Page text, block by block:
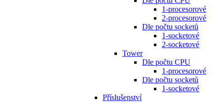
1-procesorové
2-procesorové
Dle počtu socketů
1-socketové
2-socketové
Tower
Dle počtu CPU
1-procesorové
Dle počtu socketů
1-socketové
Příslušenství